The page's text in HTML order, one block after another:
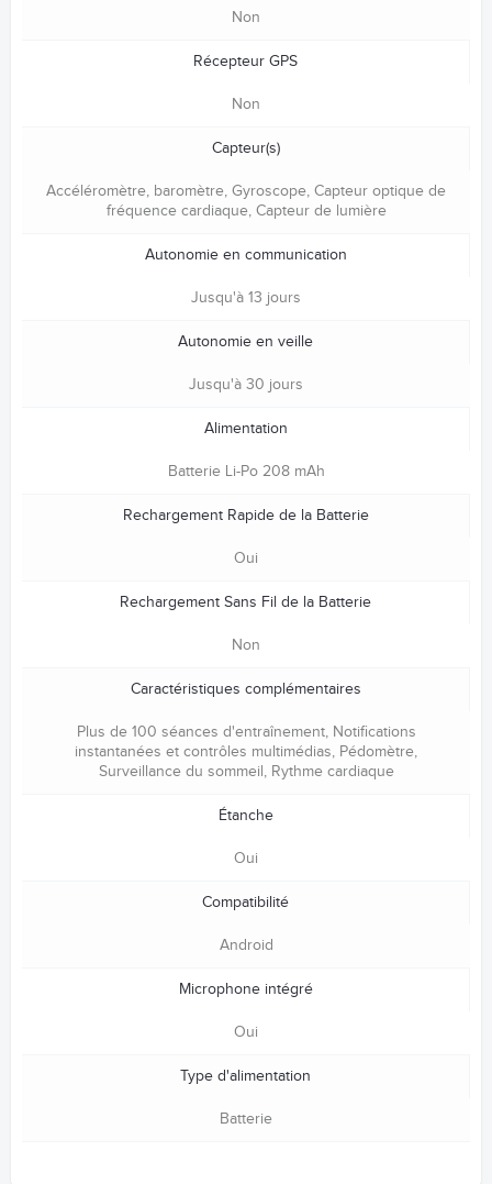
Non
Récepteur GPS
Non
Capteur(s)
Accéléromètre, baromètre, Gyroscope, Capteur optique de
fréquence cardiaque, Capteur de lumière
Autonomie en communication
Jusqu'à 13 jours
Autonomie en veille
Jusqu'à 30 jours
Alimentation
Batterie Li-Po 208 mAh
Rechargement Rapide de la Batterie
Oui
Rechargement Sans Fil de la Batterie
Non
Caractéristiques complémentaires
Plus de 100 séances d'entraînement, Notifications
instantanées et contrôles multimédias, Pédomètre,
Surveillance du sommeil, Rythme cardiaque
Étanche
Oui
Compatibilité
Android
Microphone intégré
Oui
Type d'alimentation
Batterie